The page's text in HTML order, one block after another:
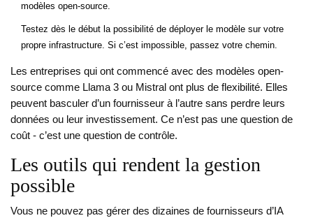
modèles open-source.
Testez dès le début la possibilité de déployer le modèle sur votre
propre infrastructure. Si c’est impossible, passez votre chemin.
Les entreprises qui ont commencé avec des modèles open-
source comme Llama 3 ou Mistral ont plus de flexibilité. Elles
peuvent basculer d’un fournisseur à l’autre sans perdre leurs
données ou leur investissement. Ce n’est pas une question de
coût - c’est une question de contrôle.
Les outils qui rendent la gestion
possible
Vous ne pouvez pas gérer des dizaines de fournisseurs d’IA